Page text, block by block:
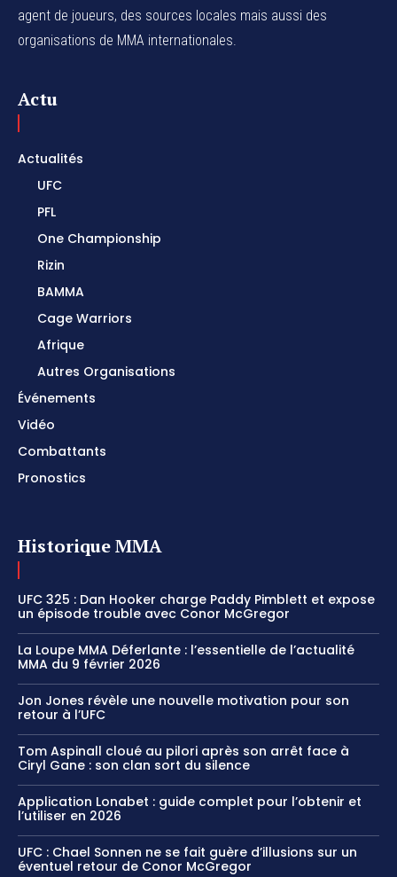
agent de joueurs, des sources locales mais aussi des
organisations de MMA internationales.
Actu
Actualités
UFC
PFL
One Championship
Rizin
BAMMA
Cage Warriors
Afrique
Autres Organisations
Événements
Vidéo
Combattants
Pronostics
Historique MMA
UFC 325 : Dan Hooker charge Paddy Pimblett et expose
un épisode trouble avec Conor McGregor
La Loupe MMA Déferlante : l’essentielle de l’actualité
MMA du 9 février 2026
Jon Jones révèle une nouvelle motivation pour son
retour à l’UFC
Tom Aspinall cloué au pilori après son arrêt face à
Ciryl Gane : son clan sort du silence
Application Lonabet : guide complet pour l’obtenir et
l’utiliser en 2026
UFC : Chael Sonnen ne se fait guère d’illusions sur un
éventuel retour de Conor McGregor